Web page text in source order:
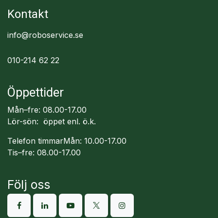
Kontakt
info@roboservice.se
010-214 62 22
Öppettider
Mån–fre: 08.00-17.00
Lör-sön: öppet enl. ö.k.
Telefon timmarMån: 10.00-17.00
Tis–fre: 08.00-17.00
Följ oss